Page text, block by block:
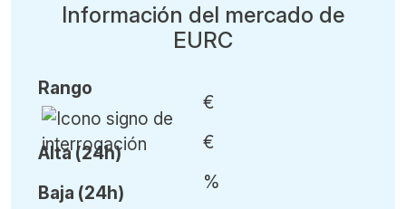
Información del mercado de
EURC
Rango
Alta (24h)
Baja (24h)
€
€
%